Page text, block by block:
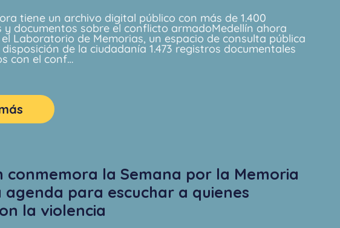
tiene un archivo digital público con más de 1.400
y documentos sobre el conflicto armadoMedellín ahora
Laboratorio de Memorias, un espacio de consulta pública
de la ciudadanía 1.473 registros documentales
con el conf…
conmemora la Semana por la Memoria
agenda para escuchar a quienes
la violencia